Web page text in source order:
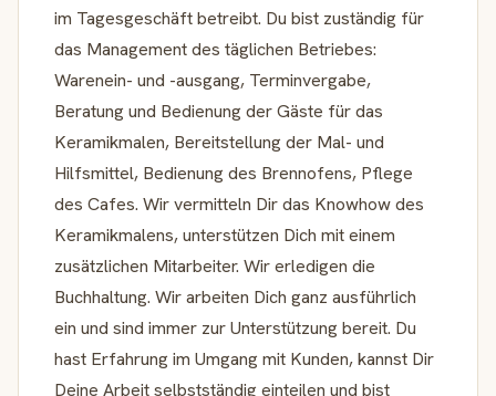
im Tagesgeschäft betreibt. Du bist zuständig für
das Management des täglichen Betriebes:
Warenein- und -ausgang, Terminvergabe,
Beratung und Bedienung der Gäste für das
Keramikmalen, Bereitstellung der Mal- und
Hilfsmittel, Bedienung des Brennofens, Pflege
des Cafes. Wir vermitteln Dir das Knowhow des
Keramikmalens, unterstützen Dich mit einem
zusätzlichen Mitarbeiter. Wir erledigen die
Buchhaltung. Wir arbeiten Dich ganz ausführlich
ein und sind immer zur Unterstützung bereit. Du
hast Erfahrung im Umgang mit Kunden, kannst Dir
Deine Arbeit selbstständig einteilen und bist